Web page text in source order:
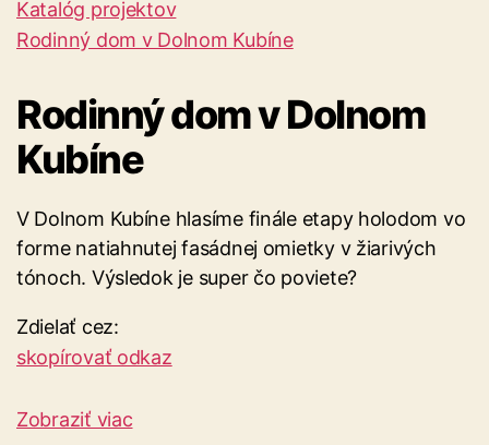
Katalóg projektov
Rodinný dom v Dolnom Kubíne
Rodinný dom v Dolnom
Kubíne
V Dolnom Kubíne hlasíme finále etapy holodom vo
forme natiahnutej fasádnej omietky v žiarivých
tónoch. Výsledok je super čo poviete?
Zdielať cez:
skopírovať odkaz
Zobraziť viac